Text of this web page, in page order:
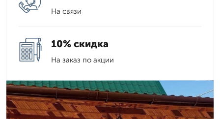
На связи
10% скидка
На заказ по акции